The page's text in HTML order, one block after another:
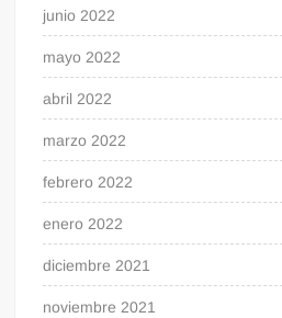
junio 2022
mayo 2022
abril 2022
marzo 2022
febrero 2022
enero 2022
diciembre 2021
noviembre 2021